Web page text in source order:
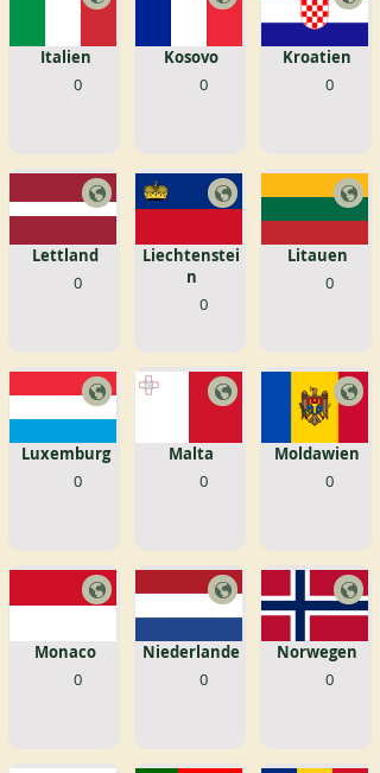
0
Italien
0
Lettland
0
Luxemburg
0
Monaco
0
Kosovo
0
Liechtenstei
n
0
Malta
0
Niederlande
0
Kroatien
0
Litauen
0
Moldawien
0
Norwegen